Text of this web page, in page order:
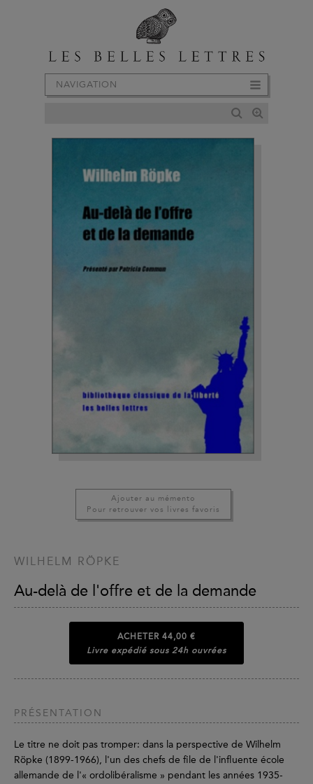
NAVIGATION
Ajouter au mémento
Pour retrouver vos livres favoris
WILHELM RÖPKE
Au-delà de l'offre et de la demande
ACHETER 44,00 €
Livre expédié sous 24h ouvrées
PRÉSENTATION
Le titre ne doit pas tromper: dans la perspective de Wilhelm
Röpke (1899-1966), l'un des chefs de file de l'influente école
allemande de l'« ordolibéralisme » pendant les années 1935-